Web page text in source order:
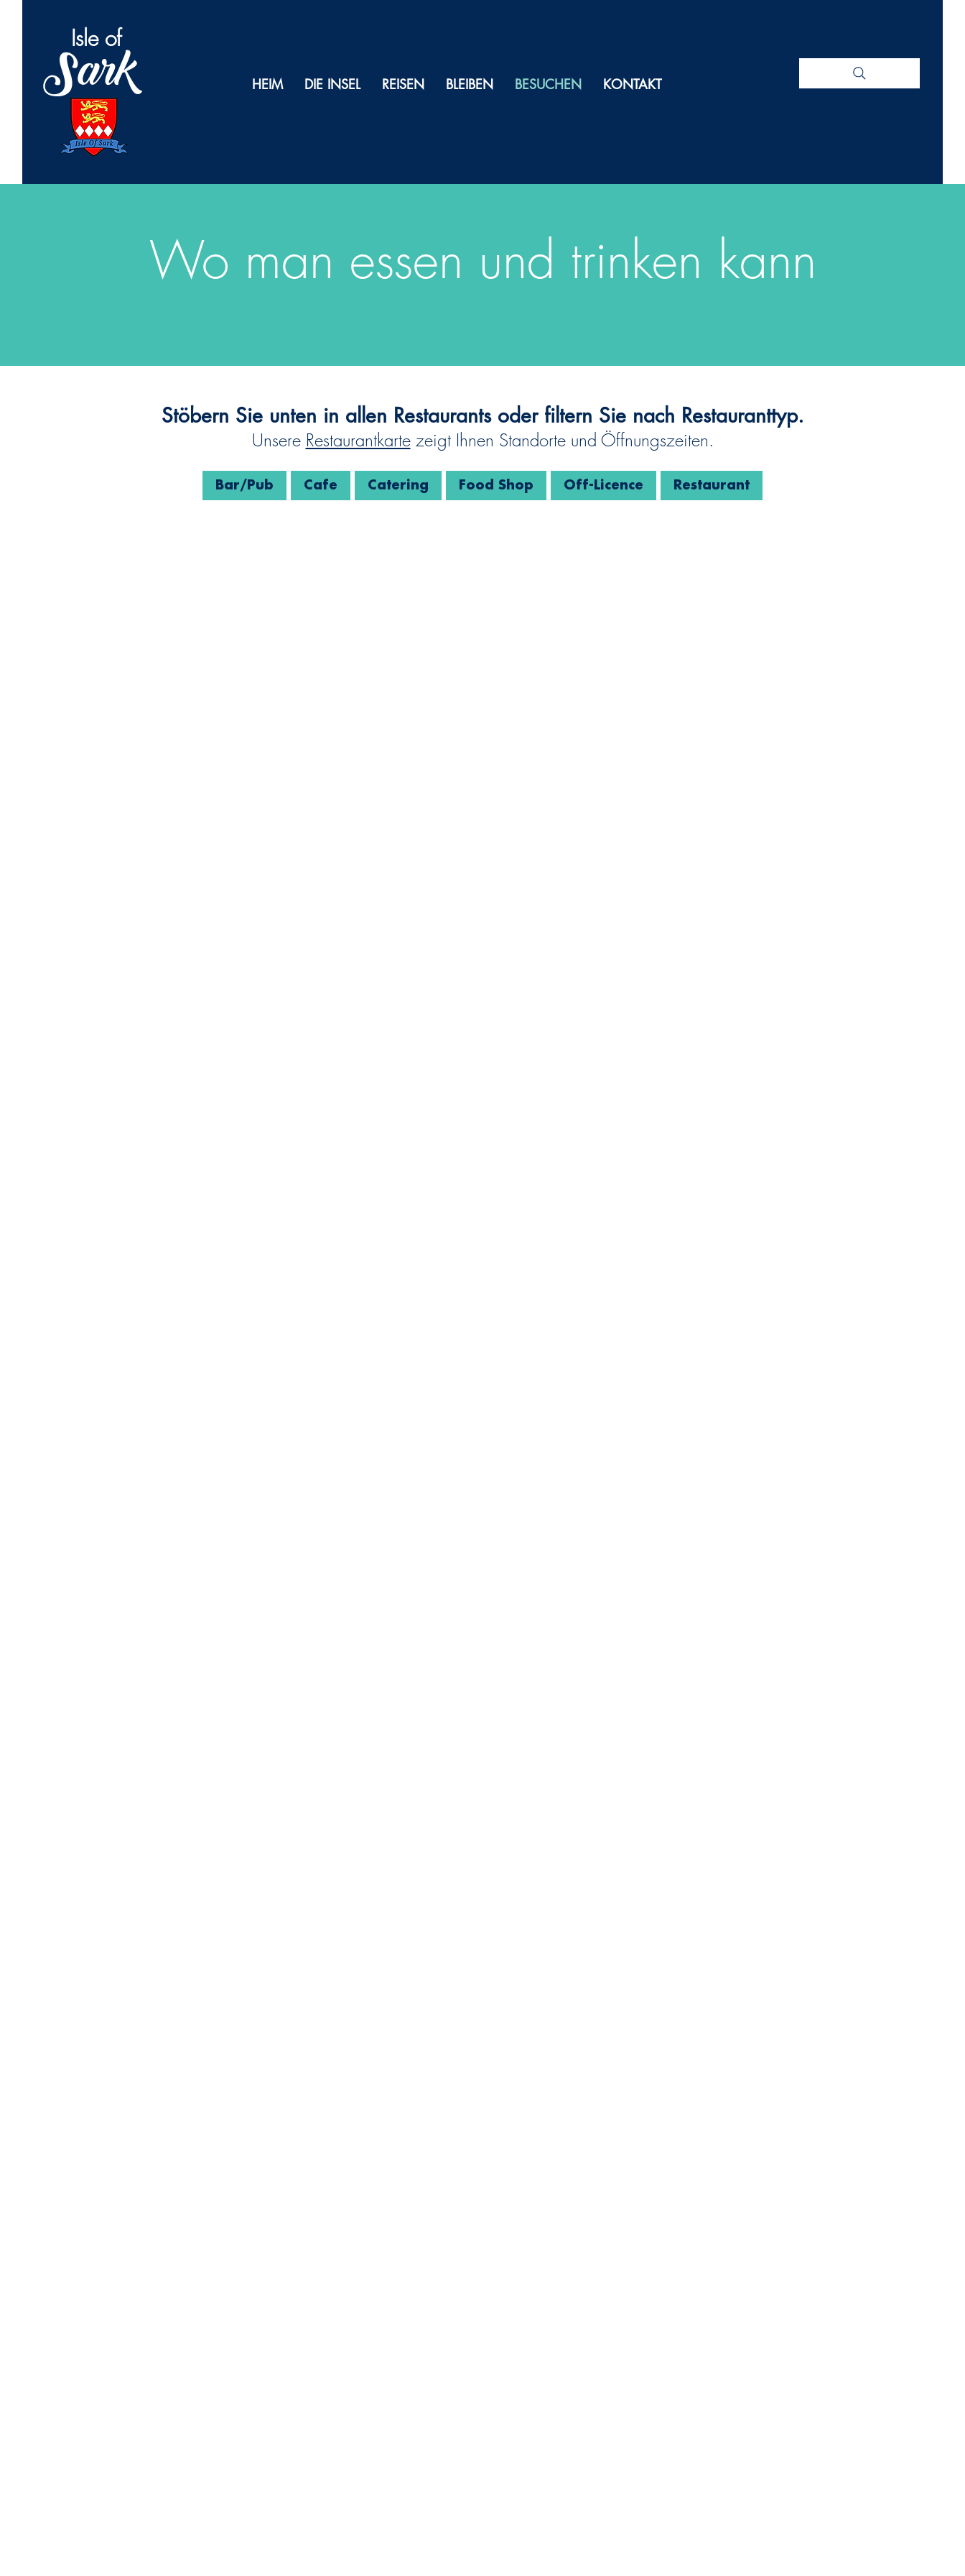
Isle of
Sark HEIM DIE INSEL REISEN BLEIBEN BESUCHEN KONTAKT
Wo man essen und trinken kann
Stöbern Sie unten in allen Restaurants oder filtern Sie nach Restauranttyp.
Unsere Restaurantkartezeigt Ihnen Standorte und Öffnungszeiten.
Bar/Pub Cafe Catering Food Shop Off-Licence Restaurant